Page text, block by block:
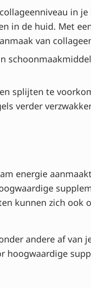
in
in de huid. Met
van
splijten te
verder
energie
kunnen zich ook
andere af van